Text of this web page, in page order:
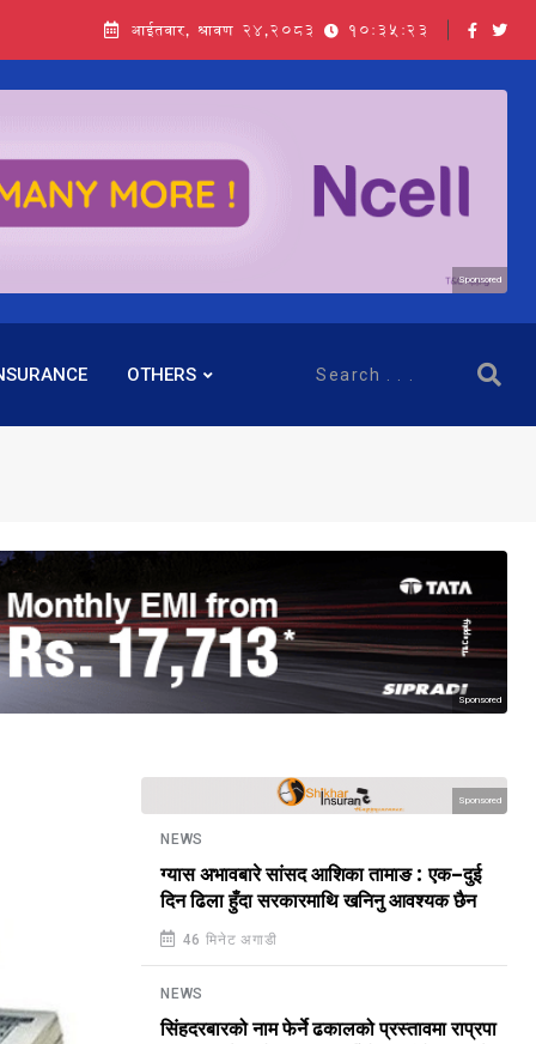
आईतवार, श्रावण २४,२०८३ 10:35:24
Sponsored
OTHERS
Sponsored
Sponsored
NEWS
ग्यास अभावबारे सांसद आशिका तामाङ : एक–दुई
दिन ढिला हुँदा सरकारमाथि खनिनु आवश्यक छैन
46 मिनेट अगाडी
NEWS
सिंहदरबारको नाम फेर्ने ढकालको प्रस्तावमा राप्रपा